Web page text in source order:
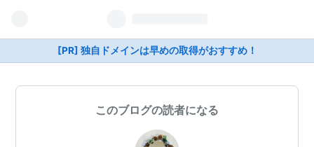
[PR] 独自ドメインは早めの取得がおすすめ！
このブログの読者になる